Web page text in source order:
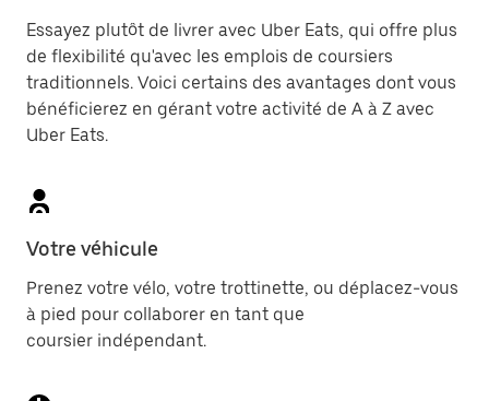
Essayez plutôt de livrer avec Uber Eats, qui offre plus
de flexibilité qu'avec les emplois de coursiers
traditionnels. Voici certains des avantages dont vous
bénéficierez en gérant votre activité de A à Z avec
Uber Eats.
Votre véhicule
Prenez votre vélo, votre trottinette, ou déplacez-vous
à pied pour collaborer en tant que
coursier indépendant.